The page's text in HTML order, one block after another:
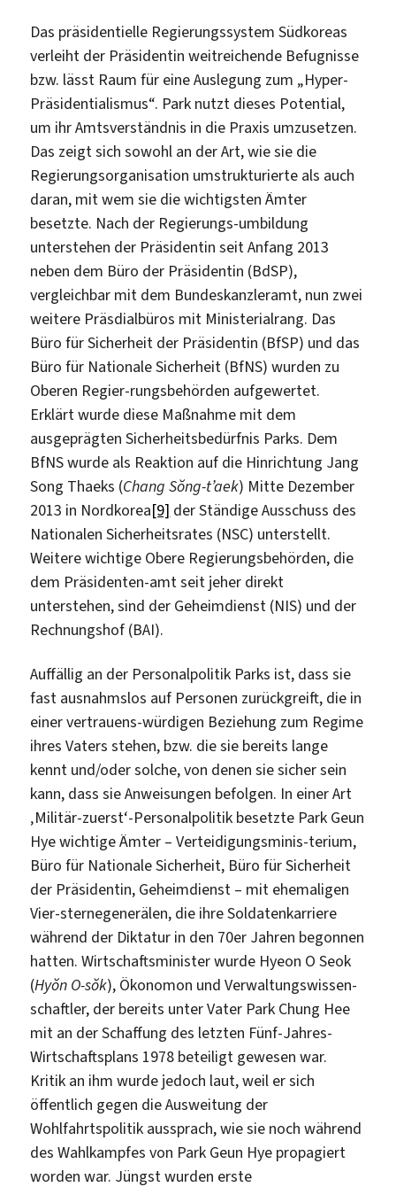
Das präsidentielle Regierungssystem Südkoreas
verleiht der Präsidentin weitreichende Befugnisse
bzw. lässt Raum für eine Auslegung zum „Hyper-
Präsidentialismus“. Park nutzt dieses Potential,
um ihr Amtsverständnis in die Praxis umzusetzen.
Das zeigt sich sowohl an der Art, wie sie die
Regierungsorganisation umstrukturierte als auch
daran, mit wem sie die wichtigsten Ämter
besetzte. Nach der Regierungs-umbildung
unterstehen der Präsidentin seit Anfang 2013
neben dem Büro der Präsidentin (BdSP),
vergleichbar mit dem Bundeskanzleramt, nun zwei
weitere Präsdialbüros mit Ministerialrang. Das
Büro für Sicherheit der Präsidentin (BfSP) und das
Büro für Nationale Sicherheit (BfNS) wurden zu
Oberen Regier-rungsbehörden aufgewertet.
Erklärt wurde diese Maßnahme mit dem
ausgeprägten Sicherheitsbedürfnis Parks. Dem
BfNS wurde als Reaktion auf die Hinrichtung Jang
Song Thaeks (Chang Sŏng-t’aek) Mitte Dezember
2013 in Nordkorea[9] der Ständige Ausschuss des
Nationalen Sicherheitsrates (NSC) unterstellt.
Weitere wichtige Obere Regierungsbehörden, die
dem Präsidenten-amt seit jeher direkt
unterstehen, sind der Geheimdienst (NIS) und der
Rechnungshof (BAI).
Auffällig an der Personalpolitik Parks ist, dass sie
fast ausnahmslos auf Personen zurückgreift, die in
einer vertrauens-würdigen Beziehung zum Regime
ihres Vaters stehen, bzw. die sie bereits lange
kennt und/oder solche, von denen sie sicher sein
kann, dass sie Anweisungen befolgen. In einer Art
‚Militär-zuerst‘-Personalpolitik besetzte Park Geun
Hye wichtige Ämter – Verteidigungsminis-terium,
Büro für Nationale Sicherheit, Büro für Sicherheit
der Präsidentin, Geheimdienst – mit ehemaligen
Vier-sternegenerälen, die ihre Soldatenkarriere
während der Diktatur in den 70er Jahren begonnen
hatten. Wirtschaftsminister wurde Hyeon O Seok
(Hyŏn O-sŏk), Ökonomon und Verwaltungswissen-
schaftler, der bereits unter Vater Park Chung Hee
mit an der Schaffung des letzten Fünf-Jahres-
Wirtschaftsplans 1978 beteiligt gewesen war.
Kritik an ihm wurde jedoch laut, weil er sich
öffentlich gegen die Ausweitung der
Wohlfahrtspolitik aussprach, wie sie noch während
des Wahlkampfes von Park Geun Hye propagiert
worden war. Jüngst wurden erste